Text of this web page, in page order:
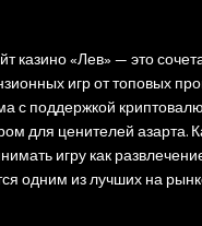
казино «Лев» — это
игр от топовых
с поддержкой
для ценителей азарта.
игру как
одним из лучших на